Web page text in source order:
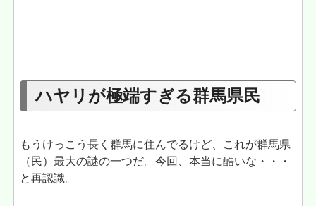
ハヤリが極端すぎる群馬県民
もうけっこう長く群馬に住んでるけど、これが群馬県
（民）最大の謎の一つだ。今回、本当に酷いな・・・
と再認識。